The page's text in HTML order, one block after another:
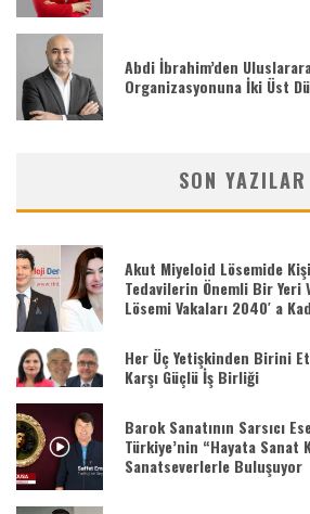
Abdi İbrahim’den
Organizasyonuna İki Üst
SON YAZILAR
Akut Miyeloid Lösemide
Tedavilerin Önemli Bir Yeri
Lösemi Vakaları 2040′ a
Her Üç Yetişkinden Birini
Karşı Güçlü İş Birliği
Barok Sanatının Sarsıcı
Türkiye’nin “Hayata Sanat
Sanatseverlerle Buluşuyor